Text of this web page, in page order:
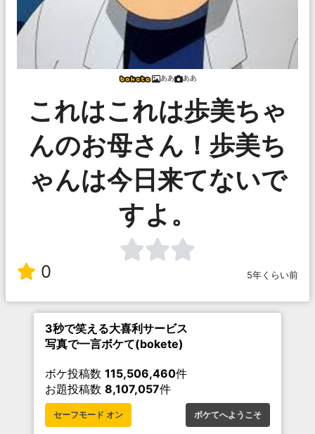
ああ ああ
これはこれは歩美ちゃ
んのお母さん！歩美ち
ゃんは今日来てないで
すよ。
0 5年くらい前
3秒で笑える大喜利サービス
写真で一言ボケて(bokete)
ボケ投稿数 115,506,460件
お題投稿数 8,107,057件
セーフモード オン ボケてへようこそ